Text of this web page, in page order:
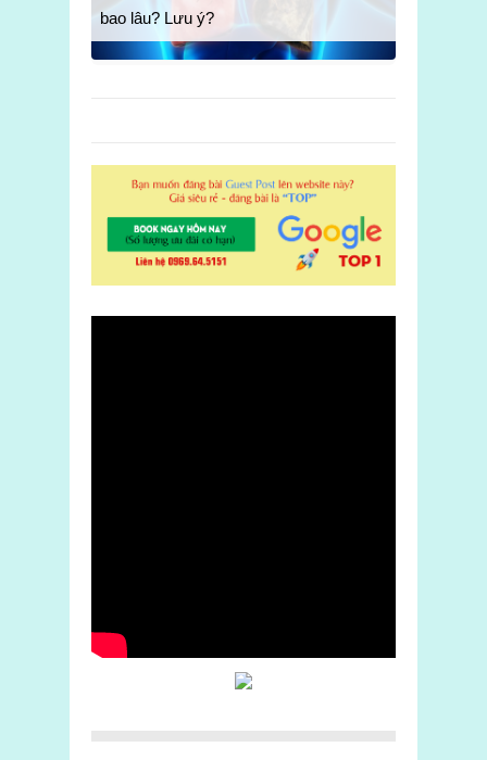
bao lâu? Lưu ý?